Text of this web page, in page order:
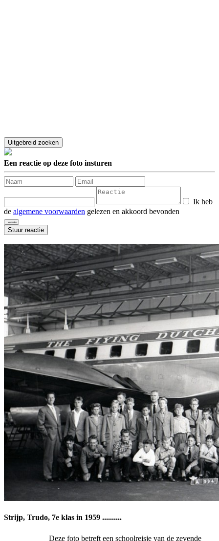
Een reactie op deze foto insturen
Ik heb
de algemene voorwaarden gelezen en akkoord bevonden
Strijp, Trudo, 7e klas in 1959 ..........
Deze foto betreft een schoolreisje van de zevende